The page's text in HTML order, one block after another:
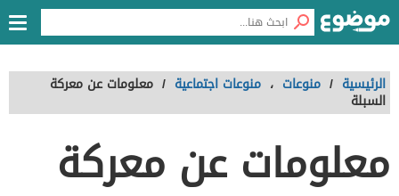
الرئيسية / منوعات ، منوعات اجتماعية / معلومات عن معركة
السبلة
معلومات عن معركة